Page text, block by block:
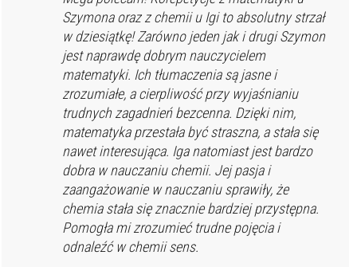
Szymona oraz z chemii u Igi to absolutny strzał
w dziesiątkę! Zarówno jeden jak i drugi Szymon
jest naprawdę dobrym nauczycielem
matematyki. Ich tłumaczenia są jasne i
zrozumiałe, a cierpliwość przy wyjaśnianiu
trudnych zagadnień bezcenna. Dzięki nim,
matematyka przestała być straszna, a stała się
nawet interesująca. Iga natomiast jest bardzo
dobra w nauczaniu chemii. Jej pasja i
zaangażowanie w nauczaniu sprawiły, że
chemia stała się znacznie bardziej przystępna.
Pomogła mi zrozumieć trudne pojęcia i
odnaleźć w chemii sens.